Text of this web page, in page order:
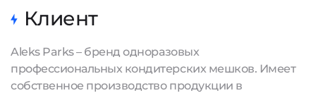
Клиент
Aleks Parks – бренд одноразовых
профессиональных кондитерских мешков. Имеет
собственное производство продукции в